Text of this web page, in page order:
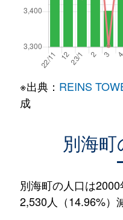
※出典： REINS
成
別海
別海町の人口は2000
2,530人（14.96%）